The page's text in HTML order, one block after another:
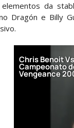
da
Dragón e Billy